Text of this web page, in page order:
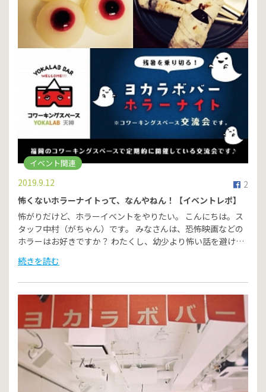
イベント関連
2
2019.9.12
怖くないホラーナイトって、なんやねん！【イベントレポ】
怖がりだけど、ホラーイベントをやりたい。 こんにちは。ス
タッフ中村（がちゃん）です。 みなさんは、恐怖映画などの
ホラーはお好きですか？ わたくし、幼少より怖い話を避け…
続きを読む